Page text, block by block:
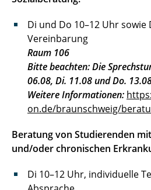
Di und Do 10–12 Uhr sowie
Vereinbarung
Raum 106
Bitte beachten: Die
06.08, Di. 11.08 und Do.
Weitere Informationen:
on.de/braunschweig/
Beratung von Studierenden
und/oder chronischen
Di 10–12 Uhr, individuelle